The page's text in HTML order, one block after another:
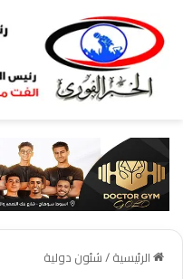
الرئيسية/شئون دولية